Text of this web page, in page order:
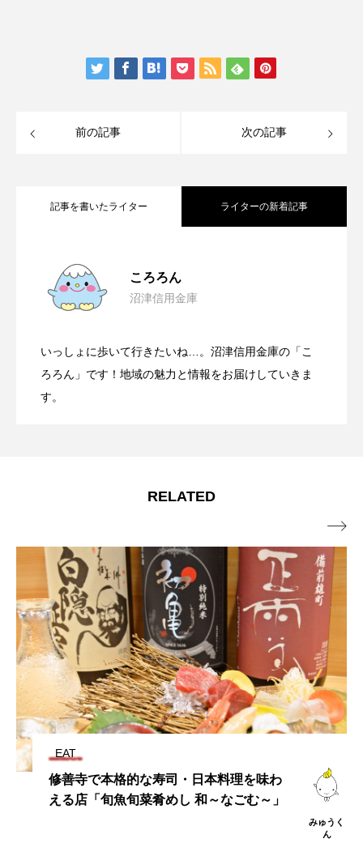
前の記事 次の記事
記事を書いたライター ライターの新着記事
ころろん
沼津信用金庫
いっしょに歩いて行きたいね…。沼津信用金庫の「こ
ろろん」です！地域の魅力と情報をお届けしていきま
す。
2025.06.18
アニバーサリースイーツハピネスです！
2024.09.28 Different spaces in nature【TIGRE
RELATED
EAT
修善寺で本格的な寿司・日本料理を味わ
える店「旬魚旬菜肴めし 和～なごむ～」
みゅうく
ん
